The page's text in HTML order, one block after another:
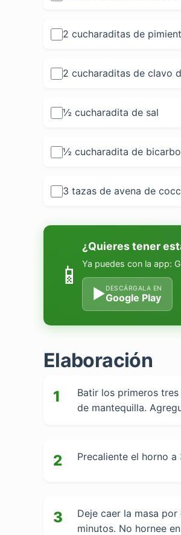
2 cucharaditas de
2 cucharaditas de clavo
½ cucharadita de sal
½ cucharadita de
3 tazas de avena de
📱
¿Quieres tener
Ya puedes con la app:
▶DESCÁRGALA EN
Google Play
Elaboración
1
Batir los primeros
de mantequilla.
2 Precaliente el horno
3
Deje caer la masa
minutos. No hornee